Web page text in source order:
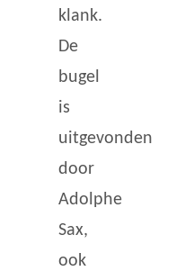
klank.
De
bugel
is
uitgevonden
door
Adolphe
Sax,
ook